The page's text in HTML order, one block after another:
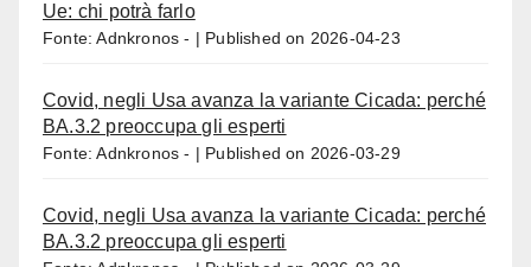
Ue: chi potrà farlo
Fonte: Adnkronos - Published on 2026-04-23
Covid, negli Usa avanza la variante Cicada: perché
BA.3.2 preoccupa gli esperti
Fonte: Adnkronos - Published on 2026-03-29
Covid, negli Usa avanza la variante Cicada: perché
BA.3.2 preoccupa gli esperti